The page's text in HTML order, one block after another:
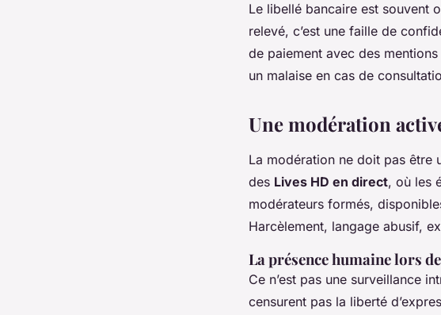
Le libellé bancaire est souvent
relevé, c’est une faille de
de paiement avec des
un malaise en cas de
Une modération
La modération ne doit pas être
des Lives HD en direct, où les
modérateurs formés,
Harcèlement, langage abusif,
La présence humaine lors
Ce n’est pas une surveillance
censurent pas la liberté